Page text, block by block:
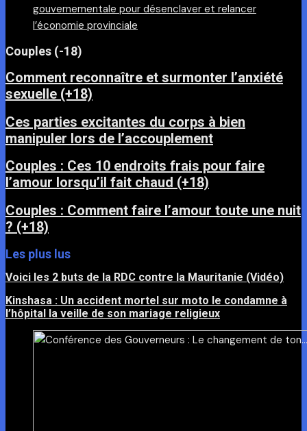
gouvernementale pour désenclaver et relancer
l’économie provinciale
Couples (-18)
Comment reconnaître et surmonter l’anxiété
sexuelle (+18)
Ces parties excitantes du corps à bien
manipuler lors de l’accouplement
Couples : Ces 10 endroits frais pour faire
l’amour lorsqu’il fait chaud (+18)
Couples : Comment faire l’amour toute une nuit
? (+18)
Les plus lus
Voici les 2 buts de la RDC contre la Mauritanie (Vidéo)
Kinshasa : Un accident mortel sur moto le condamne à
l’hôpital la veille de son mariage religieux